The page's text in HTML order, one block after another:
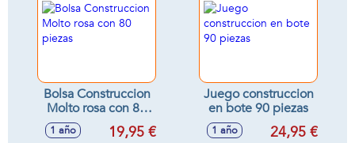
Bolsa Construccion
Molto rosa con 80
piezas
1 año 19,95 €
Juego construccion
en bote 90 piezas
1 año 24,95 €